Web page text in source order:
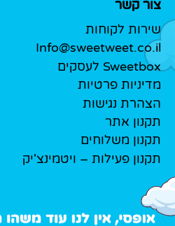
צור קשר
שירות לקוחות
Info@sweetweet.co.il
Sweetbox לעסקים
מדיניות פרטיות
הצהרת נגישות
תקנון אתר
תקנון משלוחים
תקנון פעילות – ויטמינצ'יק